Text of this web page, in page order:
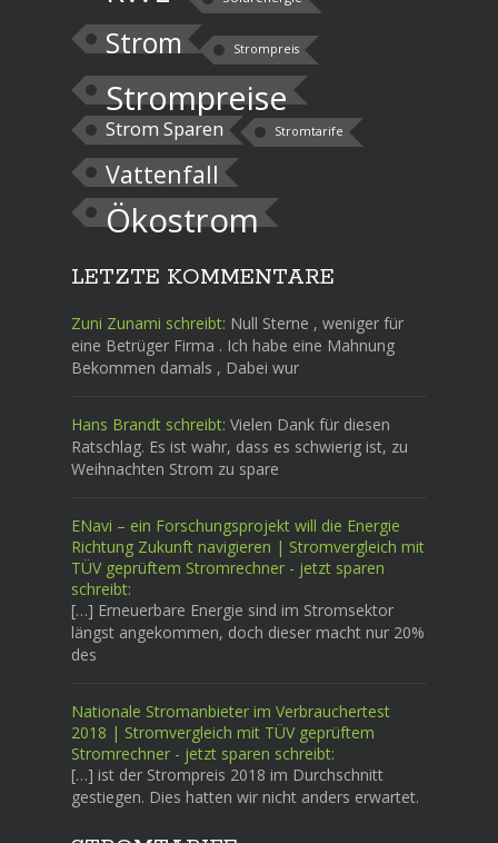
Strom Strompreis
Strompreise
Strom Sparen Stromtarife
Vattenfall
Ökostrom
LETZTE KOMMENTARE
Zuni Zunami schreibt: Null Sterne , weniger für
eine Betrüger Firma . Ich habe eine Mahnung
Bekommen damals , Dabei wur
Hans Brandt schreibt: Vielen Dank für diesen
Ratschlag. Es ist wahr, dass es schwierig ist, zu
Weihnachten Strom zu spare
ENavi – ein Forschungsprojekt will die Energie
Richtung Zukunft navigieren | Stromvergleich mit
TÜV geprüftem Stromrechner - jetzt sparen
schreibt:
[…] Erneuerbare Energie sind im Stromsektor
längst angekommen, doch dieser macht nur 20%
des
Nationale Stromanbieter im Verbrauchertest
2018 | Stromvergleich mit TÜV geprüftem
Stromrechner - jetzt sparen schreibt:
[…] ist der Strompreis 2018 im Durchschnitt
gestiegen. Dies hatten wir nicht anders erwartet.